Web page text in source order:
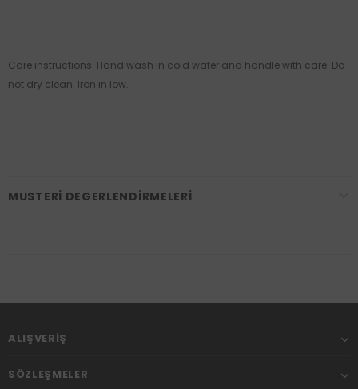
Care instructions: Hand wash in cold water and handle with care. Do
not dry clean. Iron in low.
MUSTERI DEGERLENDIRMELERI
ALIŞVERIŞ
SÖZLEŞMELER